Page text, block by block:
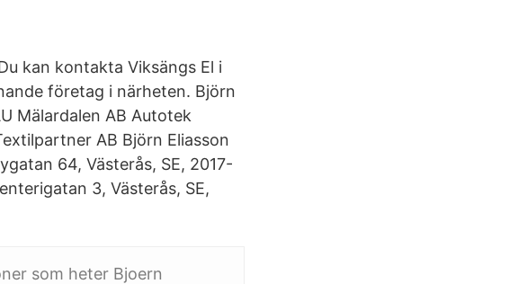
kan kontakta Viksängs El i
företag i närheten. Björn
Mälardalen AB Autotek
AB Björn Eliasson
64, Västerås, SE, 2017-
3, Västerås, SE,
som heter Bjoern